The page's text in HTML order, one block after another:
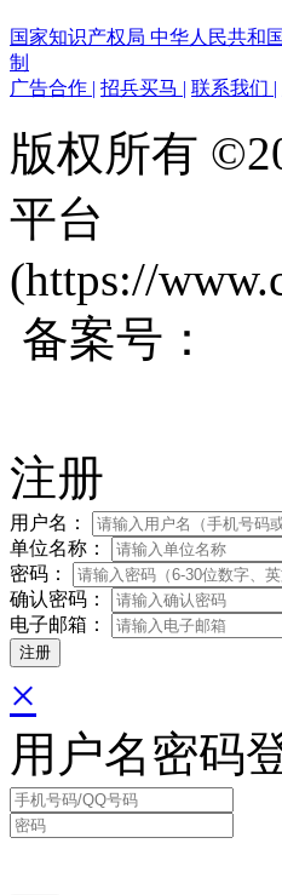
国家知识产权局 中华人民共和
制
广告合作 | 招兵买马 | 联系我们 |
版权所有
平台
(https://
备案号：
注册
用户名：
单位名称：
密码：
确认密码：
电子邮箱：
×
用户名密码